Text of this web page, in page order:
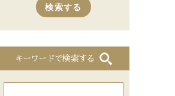
キーワードで検索する